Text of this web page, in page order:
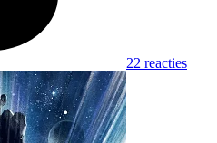
22 reacties